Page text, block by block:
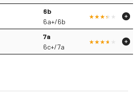
6b
6a+/6b
7a
6c+/7a